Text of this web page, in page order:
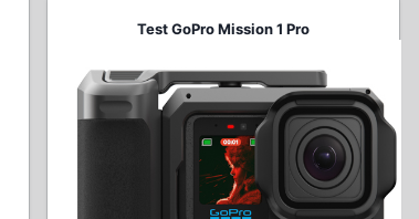
Test GoPro Mission 1 Pro